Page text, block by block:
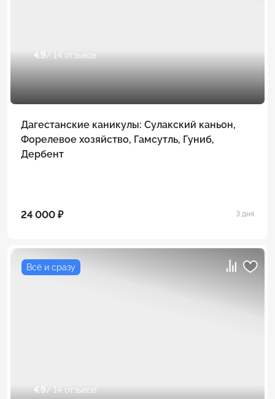
4.9/ 14 отзывов
Дагестанские каникулы: Сулакский каньон,
Форелевое хозяйство, Гамсутль, Гуниб,
Дербент
24 000 ₽ 3 дня
Всё и сразу
4.9/ 14 отзывов